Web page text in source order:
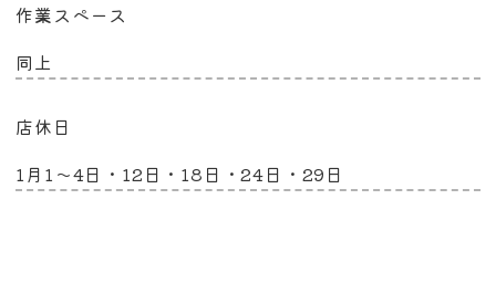
作業スペース
同上
店休日
1月1～4日・12日・18日・24日・29日